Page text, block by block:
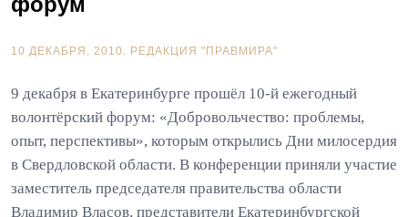
10 ДЕКАБРЯ, 2010. РЕДАКЦИЯ "ПРАВМИРА"
9 декабря в Екатеринбурге прошёл 10-й ежегодный
волонтёрский форум: «Добровольчество: проблемы,
опыт, перспективы», которым открылись Дни милосердия
в Свердловской области. В конференции приняли участие
заместитель председателя правительства области
Владимир Власов, представители Екатеринбургской